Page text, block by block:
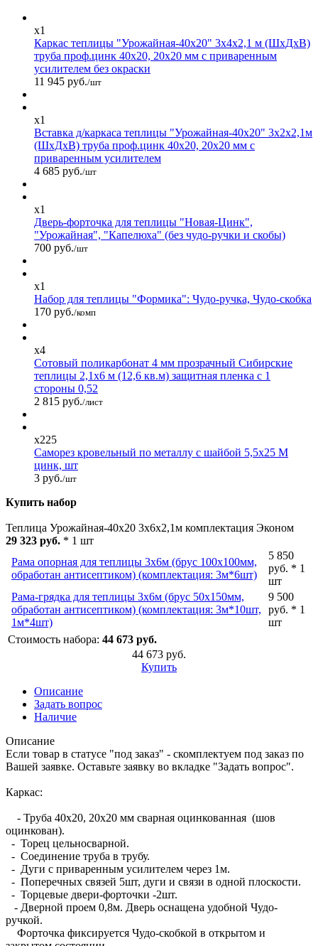
x1
Каркас теплицы "Урожайная-40х20" 3х4х2,1 м (ШхДхВ)
труба проф.цинк 40х20, 20х20 мм с приваренным
усилителем без окраски
11 945 руб./шт
x1
Вставка д/каркаса теплицы "Урожайная-40х20" 3х2х2,1м
(ШхДхВ) труба проф.цинк 40х20, 20х20 мм с
приваренным усилителем
4 685 руб./шт
x1
Дверь-форточка для теплицы "Новая-Цинк",
"Урожайная", "Капелюха" (без чудо-ручки и скобы)
700 руб./шт
x1
Набор для теплицы "Формика": Чудо-ручка, Чудо-скобка
170 руб./комп
x4
Сотовый поликарбонат 4 мм прозрачный Сибирские
теплицы 2,1х6 м (12,6 кв.м) защитная пленка с 1
стороны 0,52
2 815 руб./лист
x225
Саморез кровельный по металлу с шайбой 5,5x25 М
цинк, шт
3 руб./шт
Купить набор
Теплица Урожайная-40х20 3х6х2,1м комплектация Эконом
29 323 руб. * 1 шт
Рама опорная для теплицы 3х6м (брус 100х100мм,
обработан антисептиком) (комплектация: 3м*6шт)
5 850
руб. * 1
шт
Рама-грядка для теплицы 3х6м (брус 50х150мм,
обработан антисептиком) (комплектация: 3м*10шт,
1м*4шт)
9 500
руб. * 1
шт
Стоимость набора: 44 673 руб.
44 673 руб.
Купить
Описание
Задать вопрос
Наличие
Описание
Если товар в статусе "под заказ" - скомплектуем под заказ по
Вашей заявке. Оставьте заявку во вкладке "Задать вопрос".
Каркас:
- Труба 40х20, 20х20 мм сварная оцинкованная (шов
оцинкован).
- Торец цельносварной.
- Соединение труба в трубу.
- Дуги с приваренным усилителем через 1м.
- Поперечных связей 5шт, дуги и связи в одной плоскости.
- Торцевые двери-форточки -2шт.
- Дверной проем 0,8м. Дверь оснащена удобной Чудо-
ручкой.
Форточка фиксируется Чудо-скобкой в открытом и